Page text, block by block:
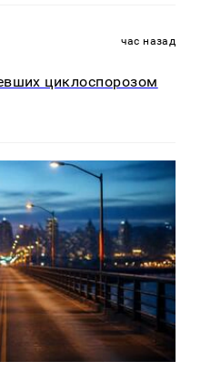
час назад
циклоспорозом